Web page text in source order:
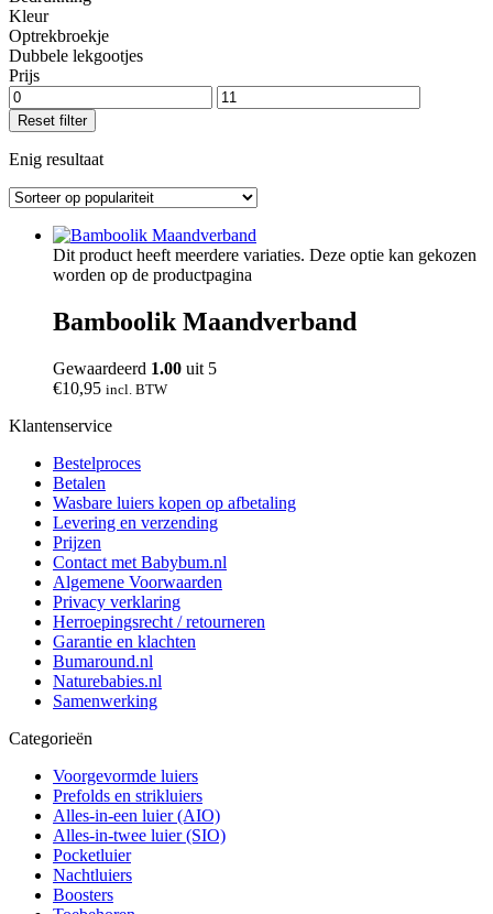
Kleur
Optrekbroekje
Dubbele lekgootjes
Prijs
Reset filter
Enig resultaat
Dit product heeft meerdere variaties. Deze optie kan gekozen
worden op de productpagina
Bamboolik Maandverband
Gewaardeerd 1.00 uit 5
€10,95 incl. BTW
Klantenservice
Bestelproces
Betalen
Wasbare luiers kopen op afbetaling
Levering en verzending
Prijzen
Contact met Babybum.nl
Algemene Voorwaarden
Privacy verklaring
Herroepingsrecht / retourneren
Garantie en klachten
Bumaround.nl
Naturebabies.nl
Samenwerking
Categorieën
Voorgevormde luiers
Prefolds en strikluiers
Alles-in-een luier (AIO)
Alles-in-twee luier (SIO)
Pocketluier
Nachtluiers
Boosters